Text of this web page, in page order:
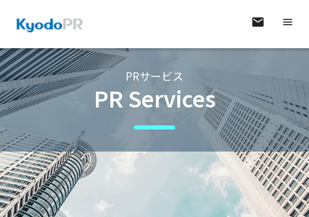
PRサービス
PR Services